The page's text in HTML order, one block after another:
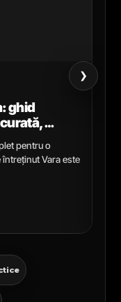
ghid
pentru o
Vara este
›